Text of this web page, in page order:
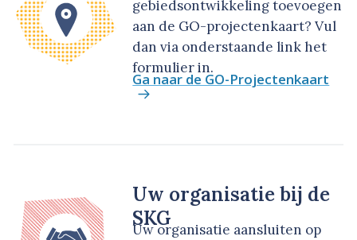
gebiedsontwikkeling toevoegen
aan de GO-projectenkaart? Vul
dan via onderstaande link het
formulier in.
Ga naar de GO-Projectenkaart
Uw organisatie bij de
SKG
Uw organisatie aansluiten op